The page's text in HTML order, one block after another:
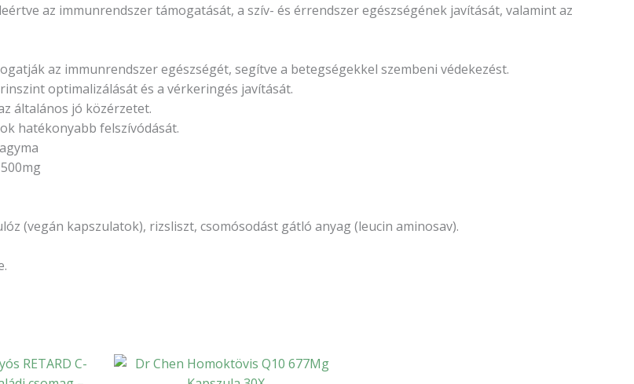
az immunrendszer támogatását, a szív- és érrendszer egészségének javítását, valamint az
az immunrendszer egészségét, segítve a betegségekkel szembeni védekezést.
optimalizálását és a vérkeringés javítását.
általános jó közérzetet.
hatékonyabb felszívódását.
(vegán kapszulatok), rizsliszt, csomósodást gátló anyag (leucin aminosav).